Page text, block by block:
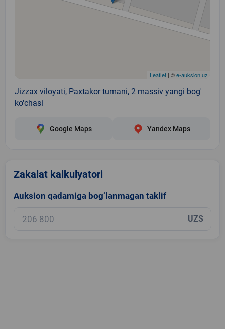
Leaflet | ©e-auksion.uz
Jizzax viloyati, Paxtakor tumani, 2 massiv yangi bog'
ko'chasi
Google Maps Yandex Maps
Zakalat kalkulyatori
Auksion qadamiga bog‘lanmagan taklif
UZS